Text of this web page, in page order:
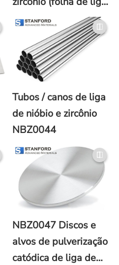
de Nb-Zr)
Tubos / canos de liga
de nióbio e zircônio
NBZ0044
NBZ0047 Discos e
alvos de pulverização
catódica de liga de